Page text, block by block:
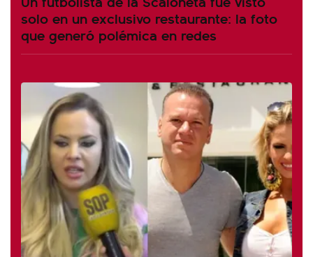
solo en un exclusivo restaurante: la foto
que generó polémica en redes